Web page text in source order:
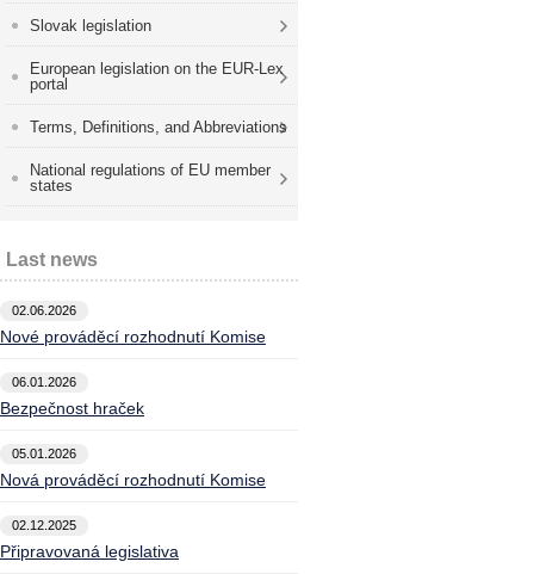
Slovak legislation
European legislation on the EUR-Lex
portal
Terms, Definitions, and Abbreviations
National regulations of EU member
states
Last news
02.06.2026
Nové prováděcí rozhodnutí Komise
06.01.2026
Bezpečnost hraček
05.01.2026
Nová prováděcí rozhodnutí Komise
02.12.2025
Připravovaná legislativa